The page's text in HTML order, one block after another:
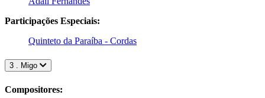
Participações Especiais:
Quinteto da Paraíba - Cordas
3 . Migo
Compositores: